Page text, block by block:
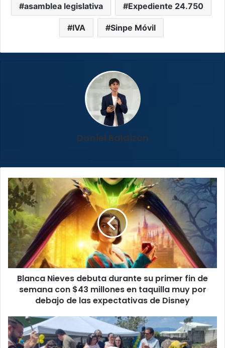
asamblea legislativa Expediente 24.750
IVA Sinpe Móvil
Daniel Baldizon
Blanca
Nieves
debuta
durante
su
primer
fin
de
semana
con
taquilla
muy
por
Blanca Nieves debuta durante su primer fin de
semana con $43 millones en taquilla muy por
debajo de las expectativas de Disney
Comunidades
de
Cartago